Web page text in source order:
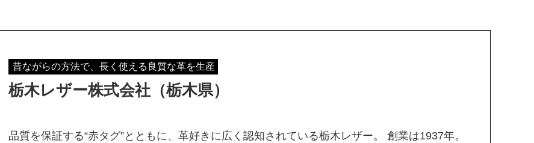
昔ながらの方法で、長く使える良質な革を生産
栃木レザー株式会社（栃木県）
品質を保証する“赤タグ”とともに、革好きに広く認知されている栃木レザー。 創業は1937年。